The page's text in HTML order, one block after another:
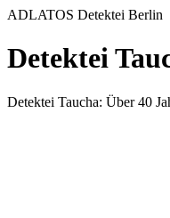
ADLATOS Detektei Berlin
Detektei
Detektei Taucha: Über 40